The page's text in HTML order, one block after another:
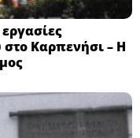
Καρπενήσι – Η